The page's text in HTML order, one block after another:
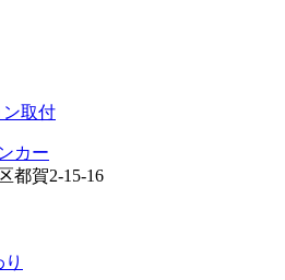
ン取付
カー
都賀2-15-16